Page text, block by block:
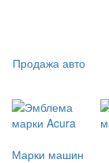
Продажа авто
Марки машин